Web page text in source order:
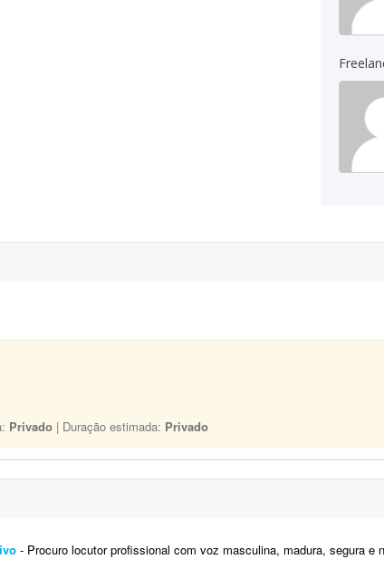
Privado | Duração estimada: Privado
- Procuro locutor profissional com voz masculina, madura, segura e natural para a locução de um vídeo